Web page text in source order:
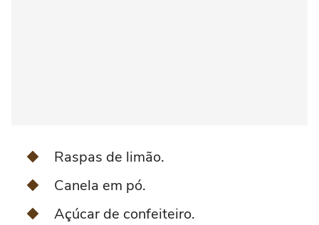
Raspas de limão.
Canela em pó.
Açúcar de confeiteiro.